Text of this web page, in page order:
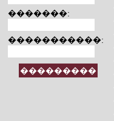
�������:
�����������: